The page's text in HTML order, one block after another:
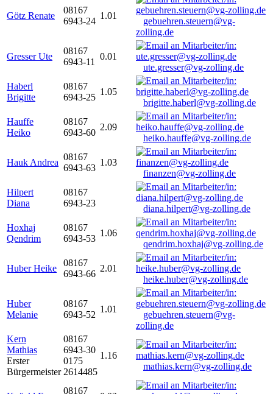
Götz Renate
08167
6943-24
1.01
gebuehren.steuern@vg-
zolling.de
Gresser Ute
08167
6943-11
0.01
ute.gresser@vg-zolling.de
Haberl
Brigitte
08167
6943-25
1.05
brigitte.haberl@vg-zolling.de
Hauffe
Heiko
08167
6943-60
2.09
heiko.hauffe@vg-zolling.de
Hauk Andrea
08167
6943-63
1.03
finanzen@vg-zolling.de
Hilpert
Diana
08167
6943-23
diana.hilpert@vg-zolling.de
Hoxhaj
Qendrim
08167
6943-53
1.06
qendrim.hoxhaj@vg-zolling.de
Huber Heike
08167
6943-66
2.01
heike.huber@vg-zolling.de
Huber
Melanie
08167
6943-52
1.01
gebuehren.steuern@vg-
zolling.de
Kern
Mathias
Erster
Bürgermeister
08167
6943-30
0175
2614485
1.16
mathias.kern@vg-zolling.de
08167